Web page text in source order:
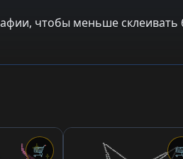
чтобы меньше
🛒